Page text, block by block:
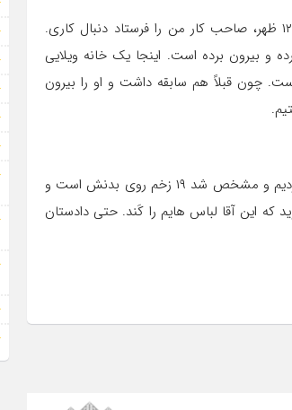
پدر این دختر می گوید: در شرکتی سرایدار بودم و آنجا کار می کردم. یک روز ساعت ۱۲ ظهر، صاحب کار من را فرستاد دنبال کاری.
و بیرون برده است. اینجا یک خانه ویلایی
چون قبلاً هم سابقه داشت و او را بیرون
این پدر می گوید: وقتی بچه برگشت، دیدم تمام بدنش زخمی است. او را پیش دکتر بردیم و مشخص شد ۱۹ زخم روی بدنش است و
این آقا لباس هایم را کَند. حتی دادستان